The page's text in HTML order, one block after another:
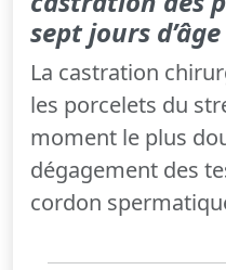
sept jours d’âge
La castration
les porcelets du
moment le plus
dégagement des
cordon